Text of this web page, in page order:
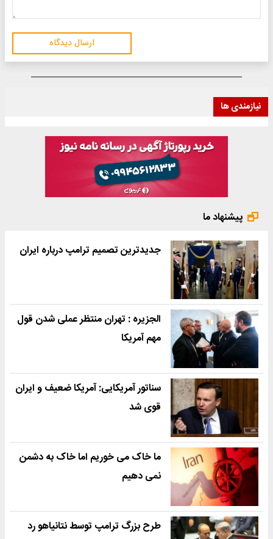
ارسال دیدگاه
نیازمندی ها
پیشنهاد ما
جدیدترین تصمیم ترامپ درباره ایران
الجزیره : تهران منتظر عملی شدن قول
مهم آمریکا
سناتور آمریکایی: آمریکا ضعیف و ایران
قوی شد
ما خاک می خوریم اما خاک به دشمن
نمی دهیم
طرح بزرگ ترامپ توسط نتانیاهو رد